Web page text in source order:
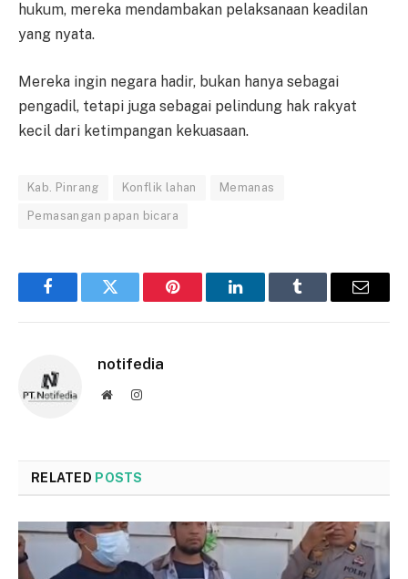
hukum, mereka mendambakan pelaksanaan keadilan
yang nyata.
Mereka ingin negara hadir, bukan hanya sebagai
pengadil, tetapi juga sebagai pelindung hak rakyat
kecil dari ketimpangan kekuasaan.
Kab. Pinrang Konflik lahan Memanas
Pemasangan papan bicara
FacebookTwitter Pinterest LinkedInTumblr Email
notifedia
WebsiteInstagram
RELATED POSTS